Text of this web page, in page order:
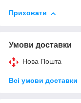
Приховати
Умови доставки
Нова Пошта
Всі умови доставки